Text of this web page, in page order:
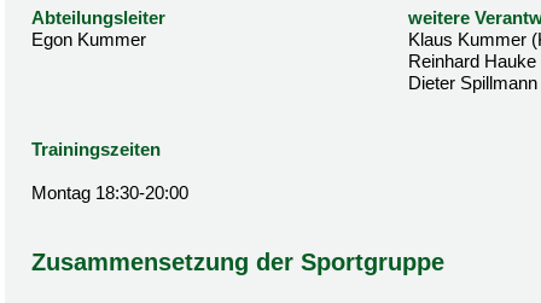
Abteilungsleiter
weitere
Egon Kummer
Klaus Kummer
Reinhard Hauke
Dieter Spillmann
Trainingszeiten
Montag 18:30-20:00
Zusammensetzung der Sportgruppe